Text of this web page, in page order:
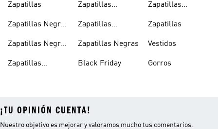
Zapatillas
Zapatillas Negras
Zapatillas Negras
Zapatillas
Zapatillas
Zapatillas
Zapatillas Negras
Black Friday
Zapatillas
Zapatillas
Vestidos
Gorros
¡TU OPINIÓN CUENTA!
Nuestro objetivo es mejorar y valoramos mucho tus comentarios.